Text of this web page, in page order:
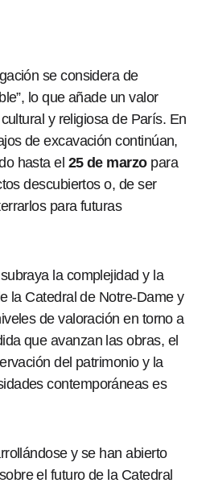
se considera de
lo que añade un valor
y religiosa de París. En
de excavación continúan,
hasta el 25 de marzopara
descubiertos o, de ser
para futuras
la complejidad y la
la Catedral de Notre-Dame y
de valoración en torno a
que avanzan las obras, el
del patrimonio y la
contemporáneas es
y se han abierto
el futuro de la Catedral